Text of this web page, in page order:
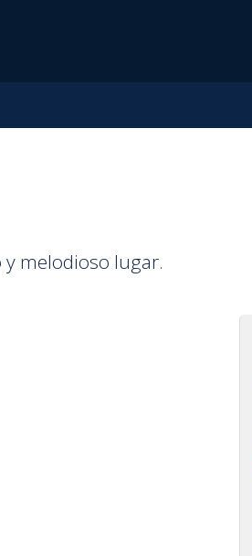
y melodioso lugar.